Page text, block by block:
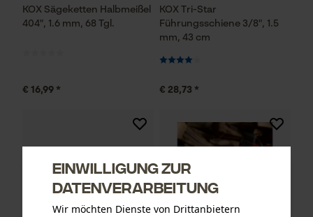
KOX Sägeketten Halbmeißel
404", 1.6 mm, 68 Tgl.
€ 16,99 *
KOX Tri-Star
Führungsschiene 3/8", 1.5
mm, 43 cm
€ 28,73 *
Einwilligung zur
Datenverarbeitung
Wir möchten Dienste von Drittanbietern